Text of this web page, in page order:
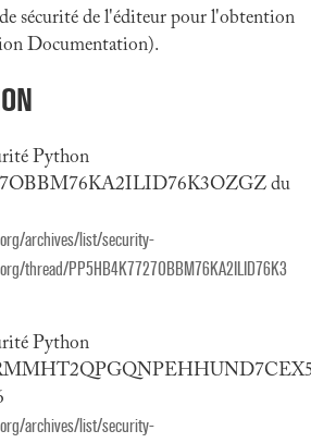
sécurité de l'éditeur pour l'obtention
Documentation).
Python
du
archives/list/security-
thread/PP5HB4K7727OBBM76KA2ILID76K3
Python
archives/list/security-